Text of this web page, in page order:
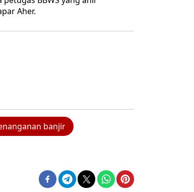
Aher.
banjir